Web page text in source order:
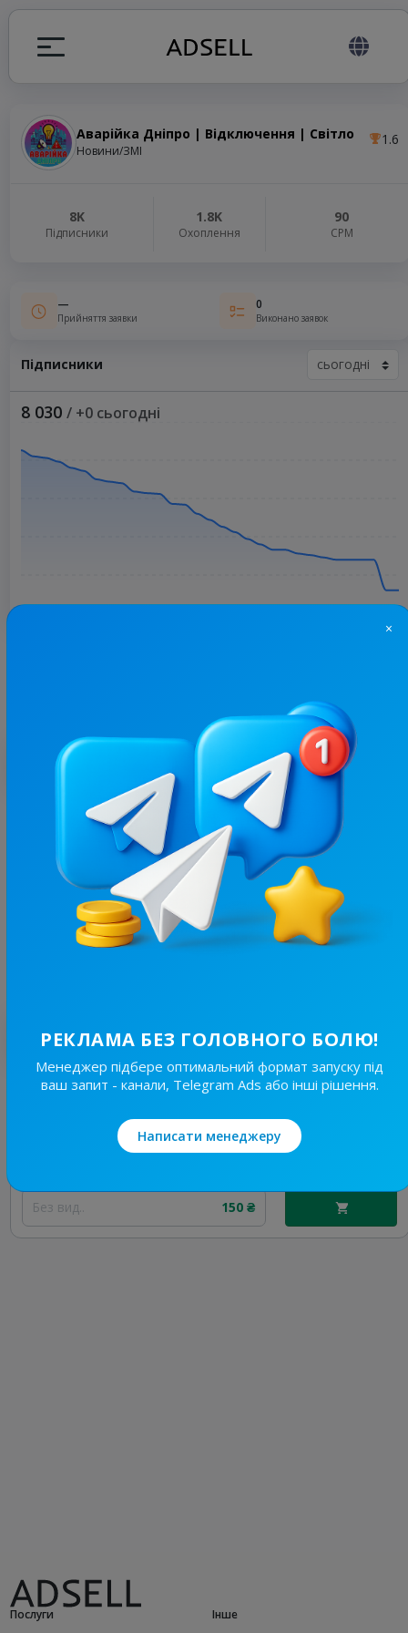
Аварійка Дніпро | Відключення | Світло
Новини/ЗМІ
1.6
8K
Підписники
1.8K
Охоплення
90
СРМ
—
Прийняття заявки
0
Виконано заявок
Підписники
8 030 / +0 сьогодні
З цим каналом часто купують
6.6
12.1K/
3.2K
Дніпро Live
Регіональні
Ціна реклами
Найкращі за темою
19.7K/
4.6K
Новини/ЗМІ, Регіональні
Без вид.. 150 ₴
Послуги
Інше
×
РЕКЛАМА БЕЗ ГОЛОВНОГО БОЛЮ!
Менеджер підбере оптимальний формат запуску під
ваш запит - канали, Telegram Ads або інші рішення.
Написати менеджеру